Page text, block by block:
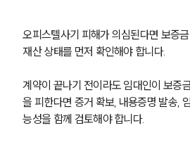
오피스텔사기 피해가 의심된다면 보증
재산 상태를 먼저 확인해야 합니다.
계약이 끝나기 전이라도 임대인이 보증
을 피한다면 증거 확보, 내용증명 발송,
능성을 함께 검토해야 합니다.